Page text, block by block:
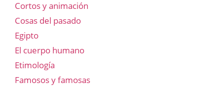
Cortos y animación
Cosas del pasado
Egipto
El cuerpo humano
Etimología
Famosos y famosas